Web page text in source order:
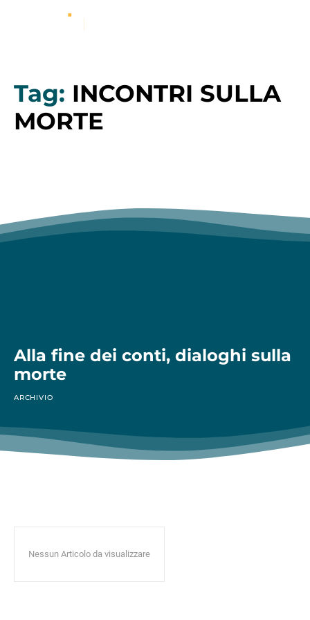
Tag: INCONTRI SULLA
MORTE
Alla fine dei conti, dialoghi sulla
morte
ARCHIVIO
Nessun Articolo da visualizzare